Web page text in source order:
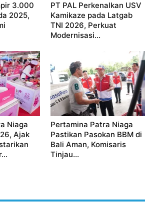
3.000
2025,
PT PAL Perkenalkan USV
Kamikaze pada Latgab
TNI 2026, Perkuat
Modernisasi...
Niaga
Ajak
Pertamina Patra Niaga
Pastikan Pasokan BBM di
Bali Aman, Komisaris
Tinjau...